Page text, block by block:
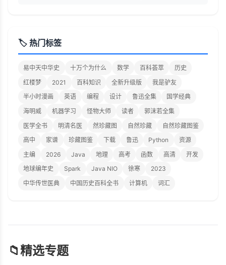
🏷️ 热门标签
易中天中华史 十万个为什么 数学 百科荟萃
历史
红楼梦
2021 百科知识 全新升级版
我是驴友
半小时漫画
英语 编程 设计 鲁迅全集
国学经典
海明威
机器学习 怪物大师 读者
郭沫若全集
医学全书
明清名医 然珍藏图 自然珍藏
自然珍藏图鉴
高中
家谱 珍藏图鉴 下载 鲁迅 Python
资源
主编
2026 Java 地理 高考 函数 高清
开发
地球编年史
Spark Java NIO 徐寒
2023
中华传世医典
中国历史百科全书 计算机 词汇
📁精选专题